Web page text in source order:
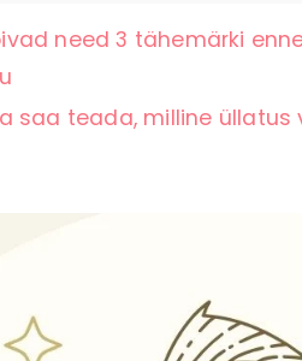
need 3 tähemärki
saa teada, milline